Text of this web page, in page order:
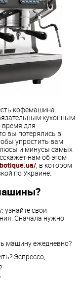
кофемашина.
кухонным
время для
вы потерялись в
упростить вам
и минусы самых
нам об этом
, в котором
по Украине.
свои
Сначала нужно
машину ежедневно?
Эспрессо,